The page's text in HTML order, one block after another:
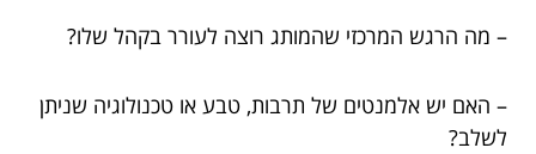
– מה הרגש המרכזי שהמותג רוצה לעורר בקהל שלו?
– האם יש אלמנטים של תרבות, טבע או טכנולוגיה שניתן
לשלב?